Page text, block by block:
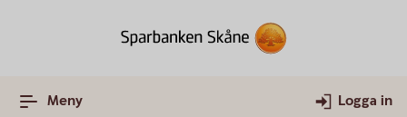
Meny Logga in